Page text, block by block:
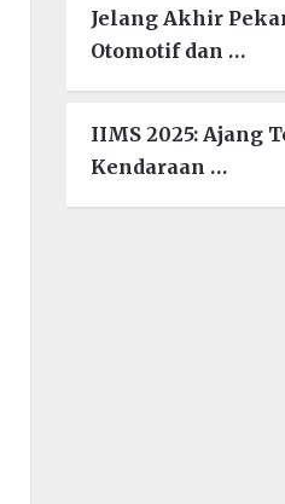
Jelang Akhir
Otomotif dan …
IIMS 2025: Ajang
Kendaraan …